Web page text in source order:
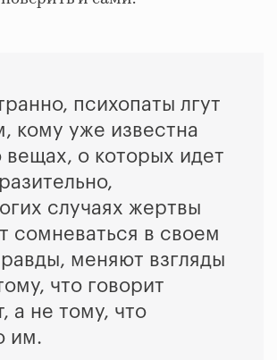
психопаты лгут
кому уже известна
вещах, о которых идет
случаях жертвы
сомневаться в своем
меняют взгляды
что говорит
а не тому, что
им.